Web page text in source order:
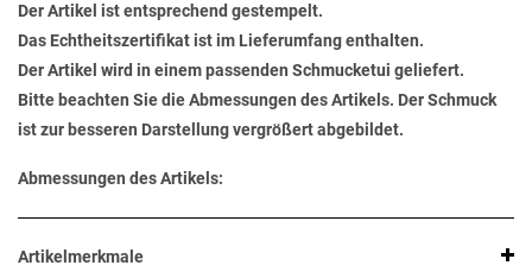
Der Artikel ist entsprechend gestempelt.
Das Echtheitszertifikat ist im Lieferumfang enthalten.
Der Artikel wird in einem passenden Schmucketui geliefert.
Bitte beachten Sie die Abmessungen des Artikels. Der Schmuck
ist zur besseren Darstellung vergrößert abgebildet.
Abmessungen des Artikels:
Artikelmerkmale